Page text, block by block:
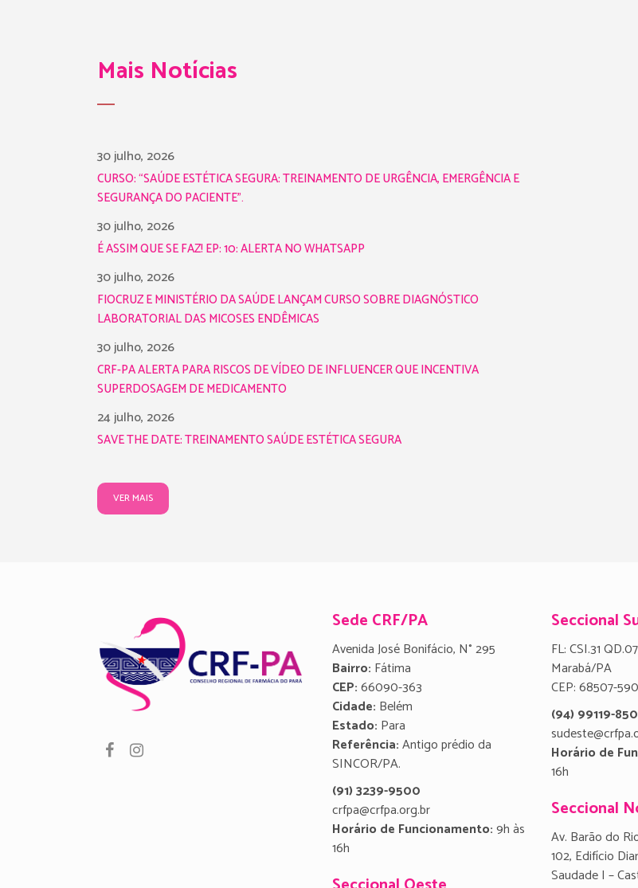
Mais Notícias
30 julho, 2026
CURSO: “SAÚDE ESTÉTICA SEGURA: TREINAMENTO DE URGÊNCIA, EMERGÊNCIA E
SEGURANÇA DO PACIENTE”.
30 julho, 2026
É ASSIM QUE SE FAZ! EP: 10: ALERTA NO WHATSAPP
30 julho, 2026
FIOCRUZ E MINISTÉRIO DA SAÚDE LANÇAM CURSO SOBRE DIAGNÓSTICO
LABORATORIAL DAS MICOSES ENDÊMICAS
30 julho, 2026
CRF-PA ALERTA PARA RISCOS DE VÍDEO DE INFLUENCER QUE INCENTIVA
SUPERDOSAGEM DE MEDICAMENTO
24 julho, 2026
SAVE THE DATE: TREINAMENTO SAÚDE ESTÉTICA SEGURA
VER MAIS
Sede CRF/PA
Avenida José Bonifácio, N° 295
Bairro: Fátima
CEP:66090-363
Cidade: Belém
Estado: Para
Referência:Antigo prédio da
SINCOR/PA.
(91) 3239-9500
crfpa@crfpa.org.br
Horário de Funcionamento:9h às
16h
Seccional
FL: CSI.31
Marabá/PA
CEP: 68507-
(94) 99119-
Horário de
16h
Seccional
Av. Barão do
102, Edifício
Saudade I –